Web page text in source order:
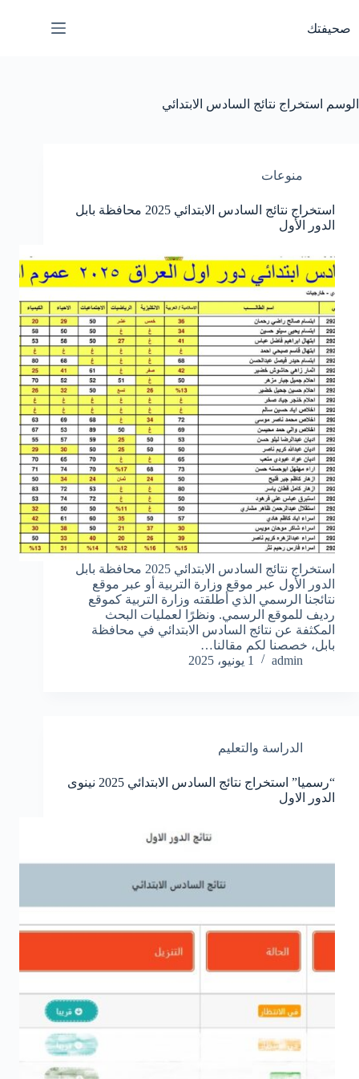
المحتوى
صحيفتك
الوسم استخراج نتائج السادس الابتدائي
منوعات
استخراج نتائج السادس الابتدائي 2025 محافظة بابل
الدور الأول
استخراج نتائج السادس الابتدائي 2025 محافظة بابل
الدور الأول عبر موقع وزارة التربية أو عبر موقع
نتائجنا الرسمي الذي أطلقته وزارة التربية كموقع
رديف للموقع الرسمي. ونظرًا لعمليات البحث
المكثفة عن نتائج السادس الابتدائي في محافظة
بابل، خصصنا لكم مقالنا…
admin
1 يونيو، 2025
الدراسة والتعليم
“رسميا” استخراج نتائج السادس الابتدائي 2025 نينوى
الدور الاول